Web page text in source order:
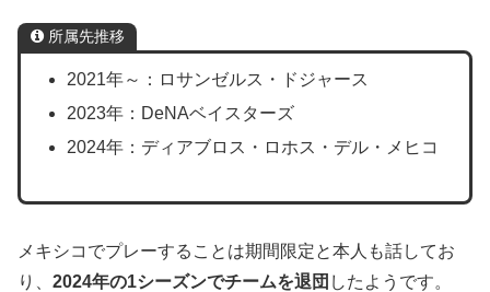
所属先推移
2021年～：ロサンゼルス・ドジャース
2023年：DeNAベイスターズ
2024年：ディアブロス・ロホス・デル・メヒコ
メキシコでプレーすることは期間限定と本人も話してお
り、 2024年の1シーズンでチームを退団 したようです。